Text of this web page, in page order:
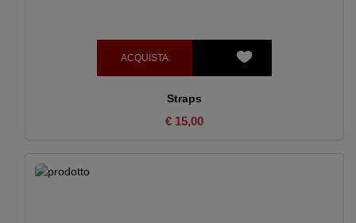
ACQUISTA
Straps
€ 15,00